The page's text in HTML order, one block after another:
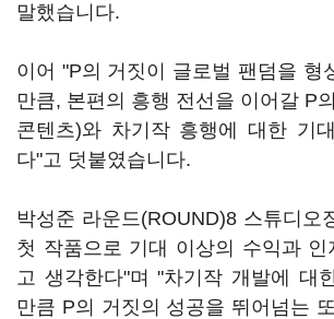
말했습니다.
이어 "P의 거짓이 글로벌 팬덤을 형
만큼, 본편의 흥행 전선을 이어갈 P
콘텐츠)와 차기작 흥행에 대한 기
다"고 덧붙였습니다.
박성준 라운드(ROUND)8 스튜디오
첫 작품으로 기대 이상의 수익과 인
고 생각한다"며 "차기작 개발에 대
만큼 P의 거짓의 성공을 뛰어넘는